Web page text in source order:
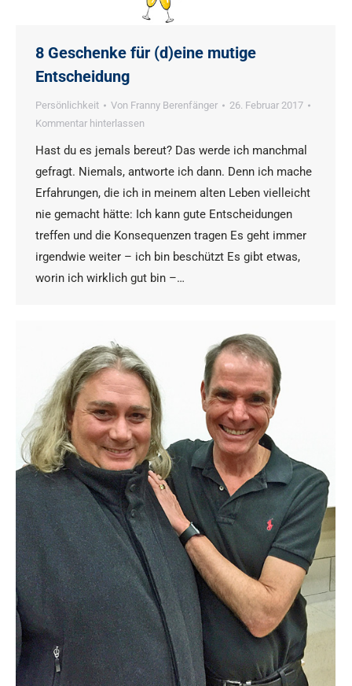
8 Geschenke für (d)eine mutige
Entscheidung
Persönlichkeit Von Franny Berenfänger
26. Februar 2017
Kommentar hinterlassen
Hast du es jemals bereut? Das werde ich manchmal
gefragt. Niemals, antworte ich dann. Denn ich mache
Erfahrungen, die ich in meinem alten Leben vielleicht
nie gemacht hätte: Ich kann gute Entscheidungen
treffen und die Konsequenzen tragen Es geht immer
irgendwie weiter – ich bin beschützt Es gibt etwas,
worin ich wirklich gut bin –…